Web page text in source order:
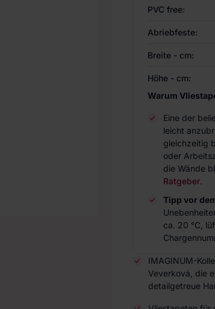
PVC free:
Abriebfeste:
Breite - cm:
Höhe - cm:
Warum
Eine der
leicht
gleichzeitig
oder
die Wände
Ratgeber.
Tipp vor
ca. 20 °C,
IMAGINUM-
Veverková, die
detailgetreue